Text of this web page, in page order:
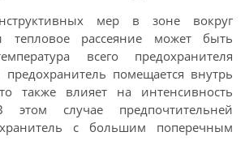
мер в зоне вокруг
тепловое рассеяние может быть
всего предохранителя
помещается внутрь
также влияет на интенсивность
случае предпочтительней
с большим поперечным